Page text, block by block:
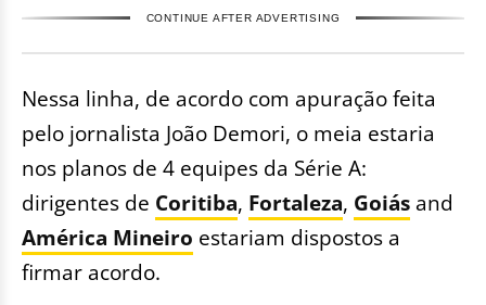
CONTINUE AFTER ADVERTISING
Nessa linha, de acordo com apuração feita
pelo jornalista João Demori, o meia estaria
nos planos de 4 equipes da Série A:
dirigentes de Coritiba, Fortaleza, Goiás and
América Mineiro estariam dispostos a
firmar acordo.